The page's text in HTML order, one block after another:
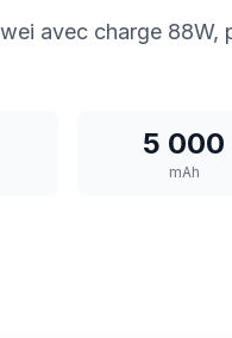
avec charge 88W,
5 000
mAh